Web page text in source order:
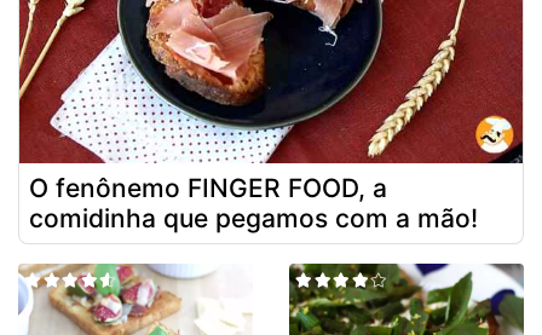
O fenônemo FINGER FOOD, a
comidinha que pegamos com a mão!